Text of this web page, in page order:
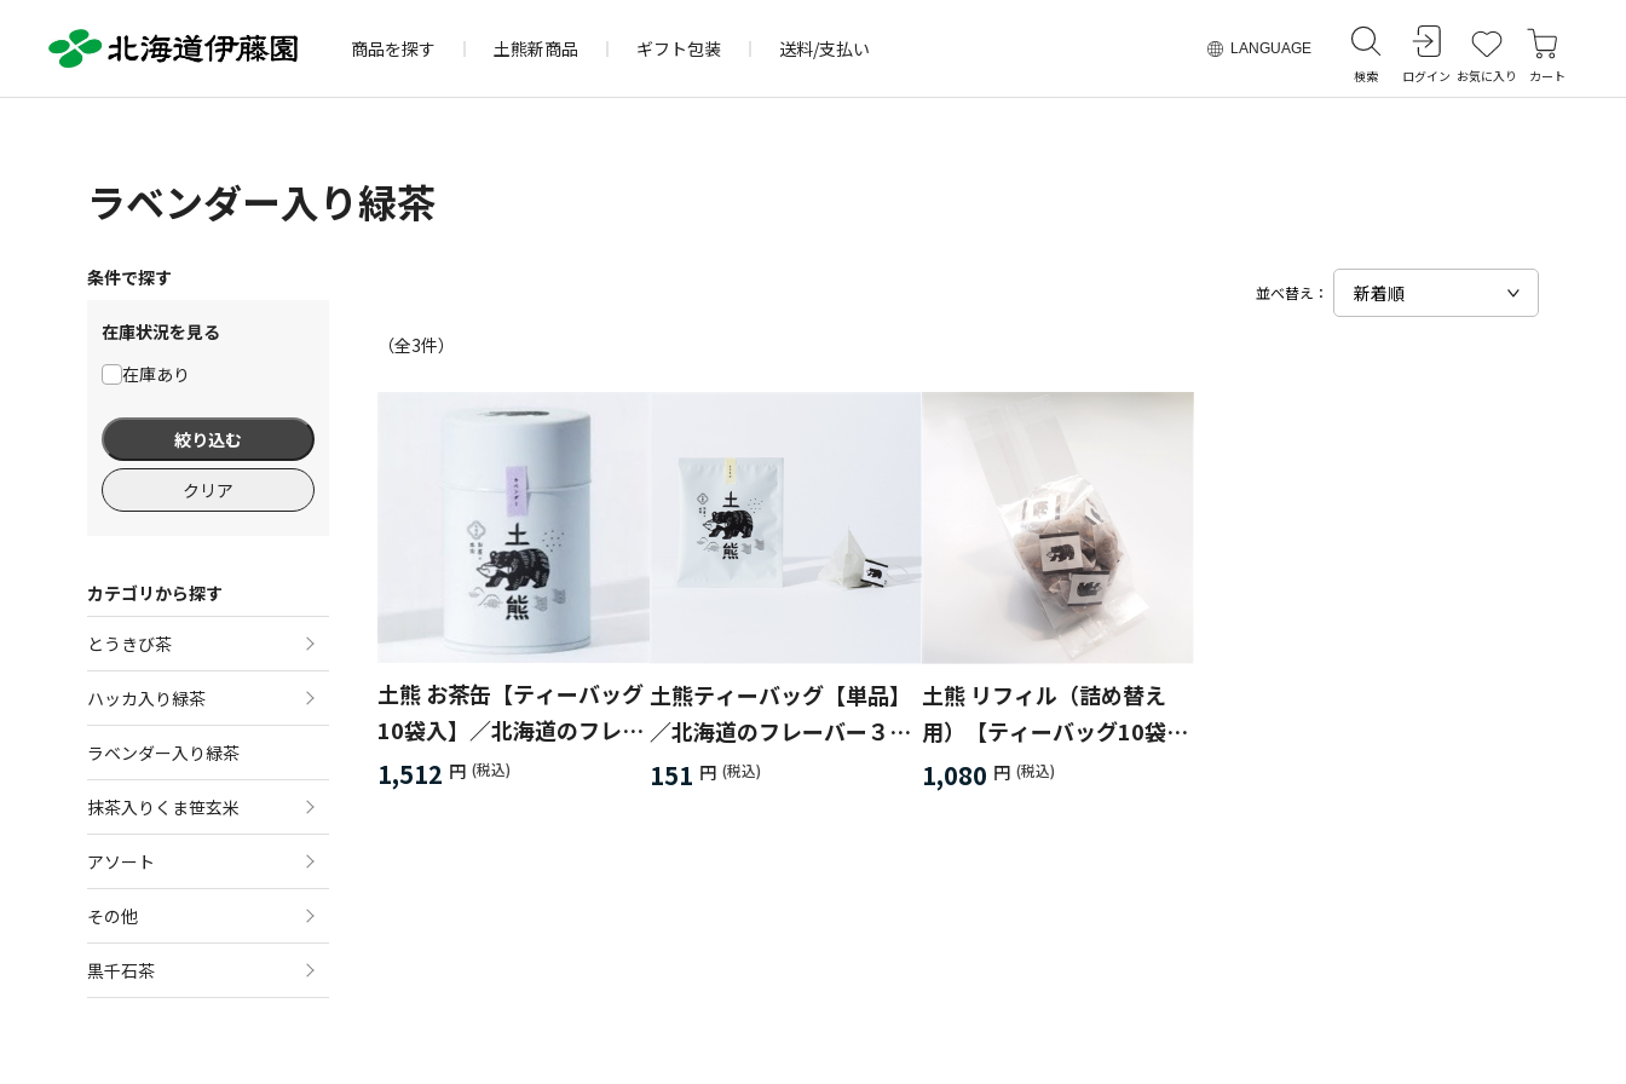
商品を探す 土熊新商品 ギフト包装 送料/支払い LANGUAGE
検索 ログイン お気に入り カート
ラベンダー入り緑茶
条件で探す
在庫状況を見る
在庫あり
絞り込む
クリア
カテゴリから探す
とうきび茶
ハッカ入り緑茶
ラベンダー入り緑茶
抹茶入りくま笹玄米
アソート
その他
黒千石茶
並べ替え：
（全3件）
土熊 お茶缶【ティーバッグ
10袋入】／北海道のフレー
バー３種類から選択♪
1,512 円 (税込)
土熊ティーバッグ【単品】
／北海道のフレーバー３種
類から選択♪
151 円 (税込)
土熊 リフィル（詰め替え
用）【ティーバッグ10袋
入】／北海道のフレーバー
1,080 円 (税込)